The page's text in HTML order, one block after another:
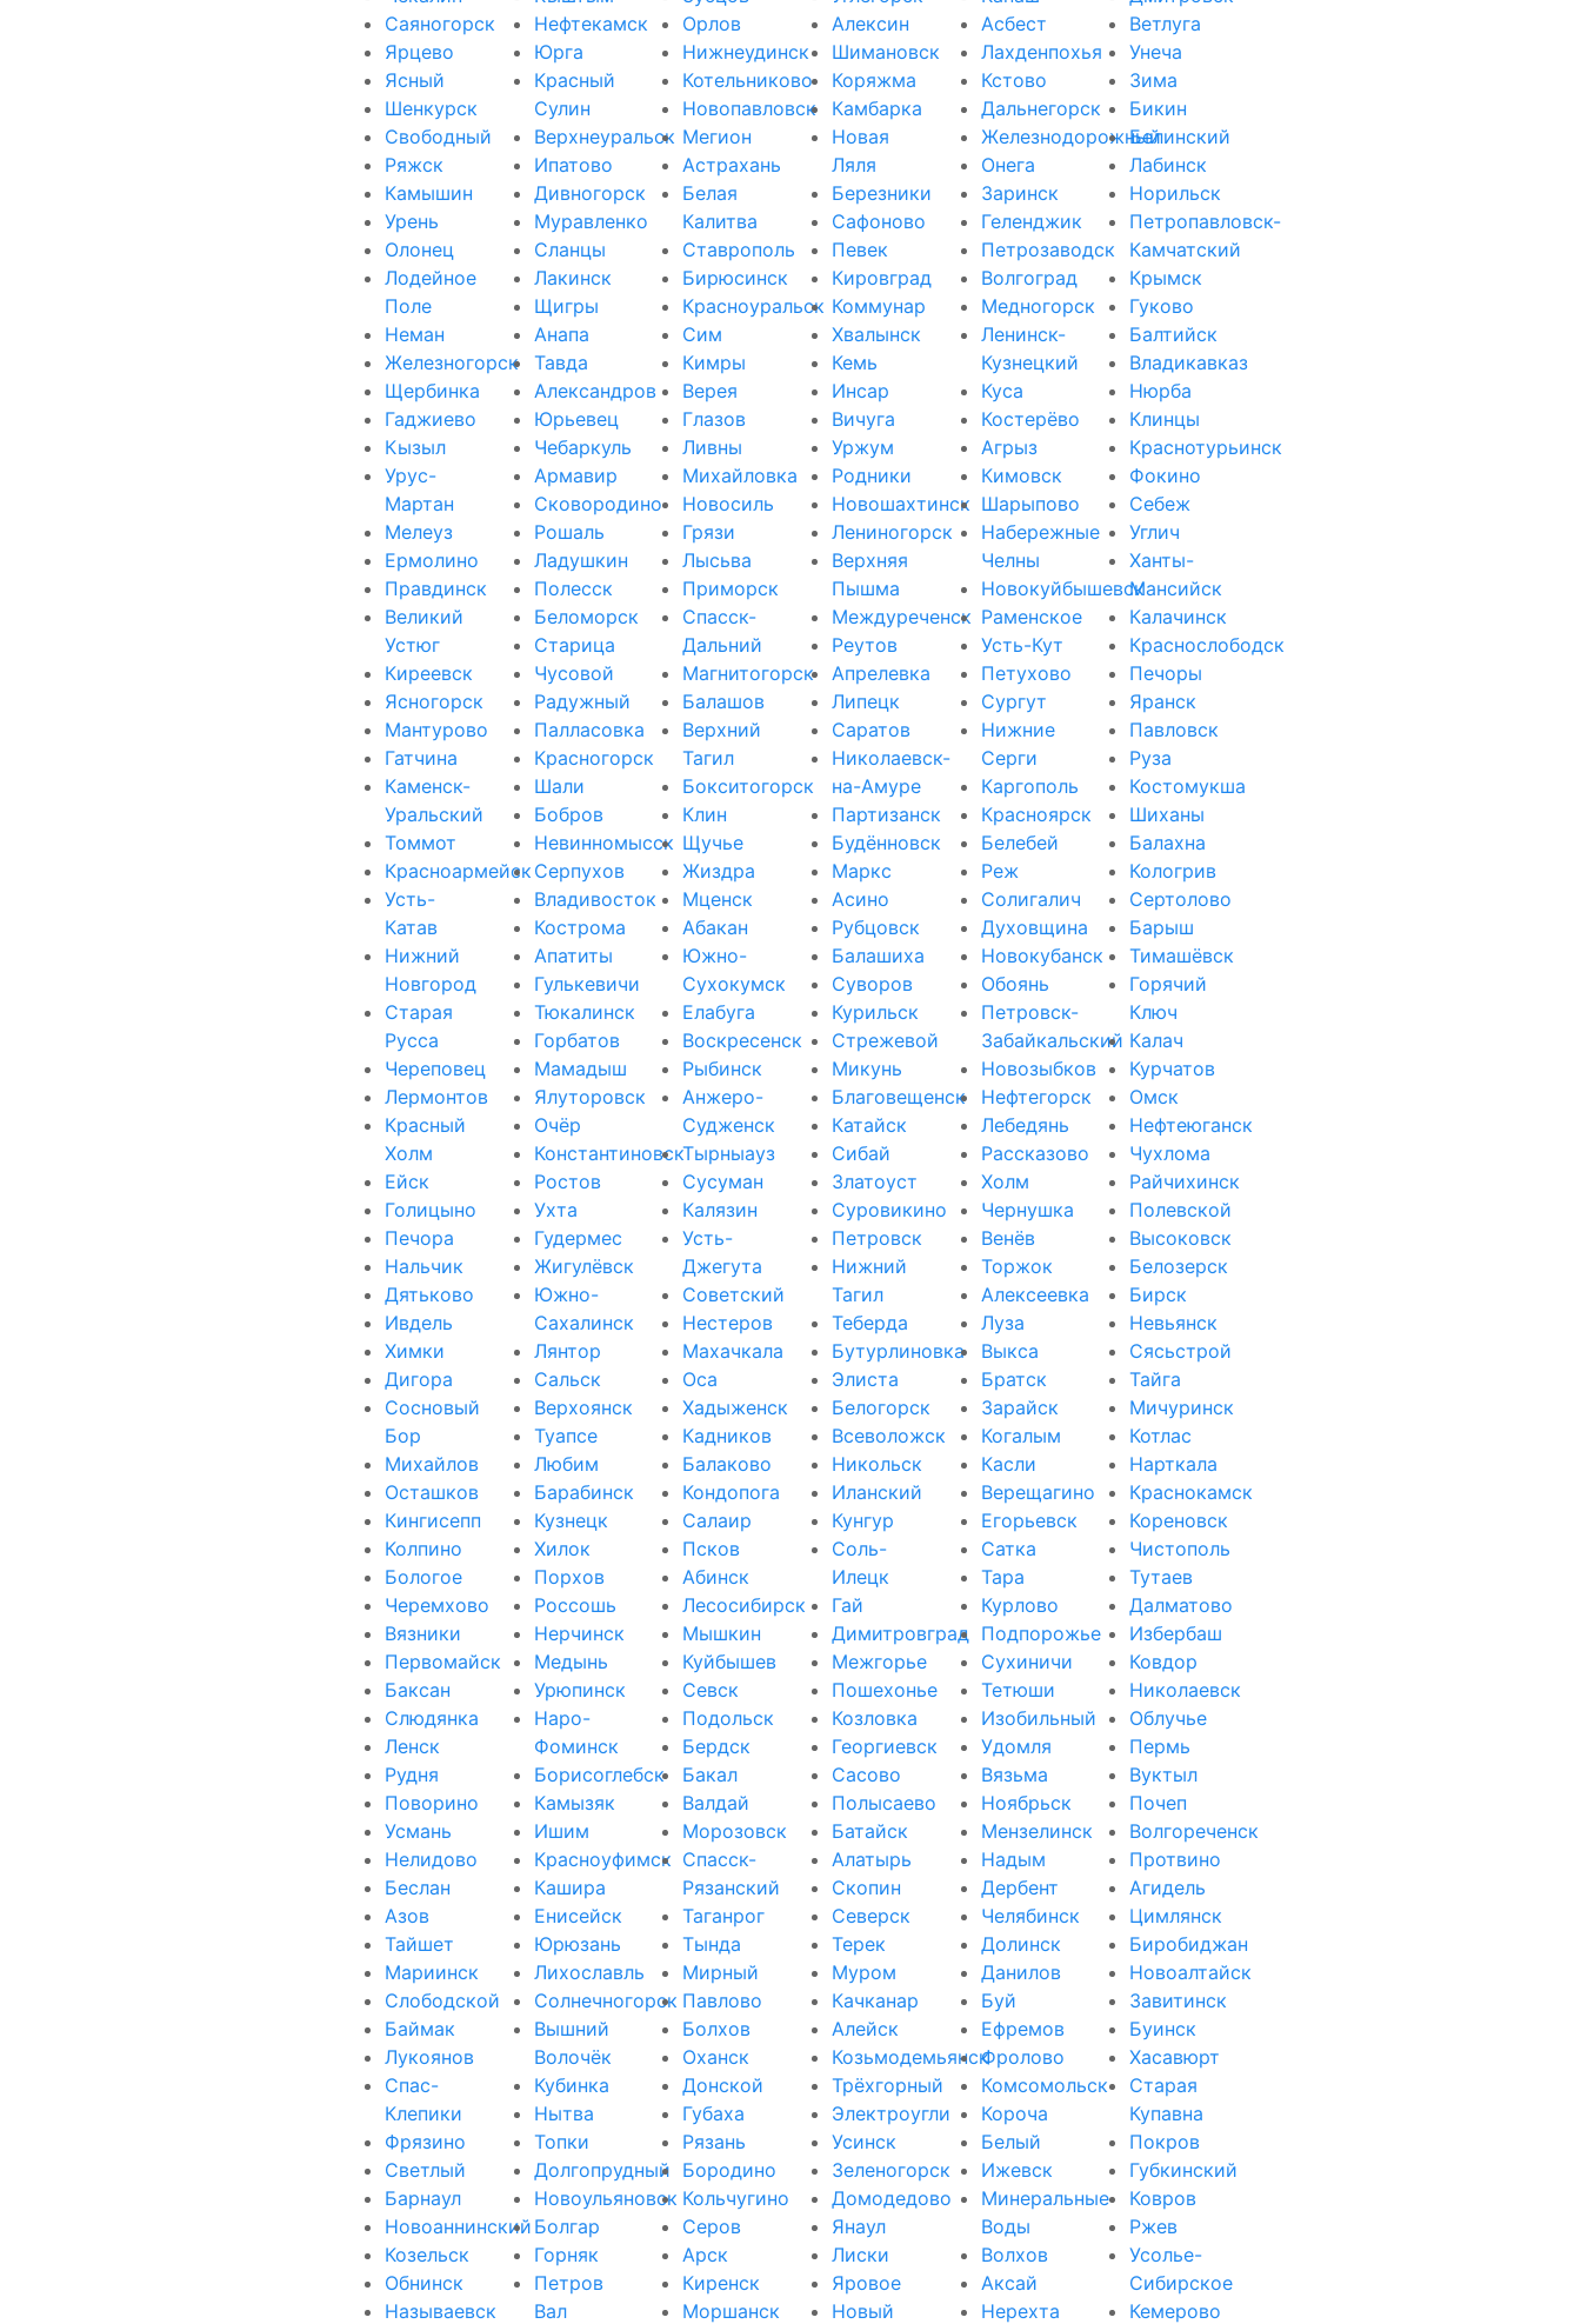
Саяногорск
Ярцево
Ясный
Шенкурск
Свободный
Ряжск
Камышин
Урень
Олонец
Лодейное
Поле
Неман
Железногорск
Щербинка
Гаджиево
Кызыл
Урус-
Мартан
Мелеуз
Ермолино
Правдинск
Великий
Устюг
Киреевск
Ясногорск
Мантурово
Гатчина
Каменск-
Уральский
Томмот
Красноармейск
Усть-
Катав
Нижний
Новгород
Старая
Русса
Череповец
Лермонтов
Красный
Холм
Ейск
Голицыно
Печора
Нальчик
Дятьково
Ивдель
Химки
Дигора
Сосновый
Бор
Михайлов
Осташков
Кингисепп
Колпино
Бологое
Черемхово
Вязники
Первомайск
Баксан
Слюдянка
Ленск
Рудня
Поворино
Усмань
Нелидово
Беслан
Азов
Тайшет
Мариинск
Слободской
Баймак
Лукоянов
Спас-
Клепики
Фрязино
Светлый
Барнаул
Новоаннинский
Козельск
Обнинск
Называевск
Нефтекамск
Юрга
Красный
Сулин
Верхнеуральск
Ипатово
Дивногорск
Муравленко
Сланцы
Лакинск
Щигры
Анапа
Тавда
Александров
Юрьевец
Чебаркуль
Армавир
Сковородино
Рошаль
Ладушкин
Полесск
Беломорск
Старица
Чусовой
Радужный
Палласовка
Красногорск
Шали
Бобров
Невинномысск
Серпухов
Владивосток
Кострома
Апатиты
Гулькевичи
Тюкалинск
Горбатов
Мамадыш
Ялуторовск
Очёр
Константиновск
Ростов
Ухта
Гудермес
Жигулёвск
Южно-
Сахалинск
Лянтор
Сальск
Верхоянск
Туапсе
Любим
Барабинск
Кузнецк
Хилок
Порхов
Россошь
Нерчинск
Медынь
Урюпинск
Наро-
Фоминск
Борисоглебск
Камызяк
Ишим
Красноуфимск
Кашира
Енисейск
Юрюзань
Лихославль
Солнечногорск
Вышний
Волочёк
Кубинка
Нытва
Топки
Долгопрудный
Новоульяновск
Болгар
Горняк
Петров
Вал
Орлов
Нижнеудинск
Котельниково
Новопавловск
Мегион
Астрахань
Белая
Калитва
Ставрополь
Бирюсинск
Красноуральск
Сим
Кимры
Верея
Глазов
Ливны
Михайловка
Новосиль
Грязи
Лысьва
Приморск
Спасск-
Дальний
Магнитогорск
Балашов
Верхний
Тагил
Бокситогорск
Клин
Щучье
Жиздра
Мценск
Абакан
Южно-
Сухокумск
Елабуга
Воскресенск
Рыбинск
Анжеро-
Судженск
Тырныауз
Сусуман
Калязин
Усть-
Джегута
Советский
Нестеров
Махачкала
Оса
Хадыженск
Кадников
Балаково
Кондопога
Салаир
Псков
Абинск
Лесосибирск
Мышкин
Куйбышев
Севск
Подольск
Бердск
Бакал
Валдай
Морозовск
Спасск-
Рязанский
Таганрог
Тында
Мирный
Павлово
Болхов
Оханск
Донской
Губаха
Рязань
Бородино
Кольчугино
Серов
Арск
Киренск
Моршанск
Алексин
Шимановск
Коряжма
Камбарка
Новая
Ляля
Березники
Сафоново
Певек
Кировград
Коммунар
Хвалынск
Кемь
Инсар
Вичуга
Уржум
Родники
Новошахтинск
Лениногорск
Верхняя
Пышма
Междуреченск
Реутов
Апрелевка
Липецк
Саратов
Николаевск-
на-Амуре
Партизанск
Будённовск
Маркс
Асино
Рубцовск
Балашиха
Суворов
Курильск
Стрежевой
Микунь
Благовещенск
Катайск
Сибай
Златоуст
Суровикино
Петровск
Нижний
Тагил
Теберда
Бутурлиновка
Элиста
Белогорск
Всеволожск
Никольск
Иланский
Кунгур
Соль-
Илецк
Гай
Димитровград
Межгорье
Пошехонье
Козловка
Георгиевск
Сасово
Полысаево
Батайск
Алатырь
Скопин
Северск
Терек
Муром
Качканар
Алейск
Козьмодемьянск
Трёхгорный
Электроугли
Усинск
Зеленогорск
Домодедово
Янаул
Лиски
Яровое
Новый
Асбест
Лахденпохья
Кстово
Дальнегорск
Железнодорожный
Онега
Заринск
Геленджик
Петрозаводск
Волгоград
Медногорск
Ленинск-
Кузнецкий
Куса
Костерёво
Агрыз
Кимовск
Шарыпово
Набережные
Челны
Новокуйбышевск
Раменское
Усть-Кут
Петухово
Сургут
Нижние
Серги
Каргополь
Красноярск
Белебей
Реж
Солигалич
Духовщина
Новокубанск
Обоянь
Петровск-
Забайкальский
Новозыбков
Нефтегорск
Лебедянь
Рассказово
Холм
Чернушка
Венёв
Торжок
Алексеевка
Луза
Выкса
Братск
Зарайск
Когалым
Касли
Верещагино
Егорьевск
Сатка
Тара
Курлово
Подпорожье
Сухиничи
Тетюши
Изобильный
Удомля
Вязьма
Ноябрьск
Мензелинск
Надым
Дербент
Челябинск
Долинск
Данилов
Буй
Ефремов
Фролово
Комсомольск
Короча
Белый
Ижевск
Минеральные
Воды
Волхов
Аксай
Нерехта
Ветлуга
Унеча
Зима
Бикин
Белинский
Лабинск
Норильск
Петропавловск-
Камчатский
Крымск
Гуково
Балтийск
Владикавказ
Нюрба
Клинцы
Краснотурьинск
Фокино
Себеж
Углич
Ханты-
Мансийск
Калачинск
Краснослободск
Печоры
Яранск
Павловск
Руза
Костомукша
Шиханы
Балахна
Кологрив
Сертолово
Барыш
Тимашёвск
Горячий
Ключ
Калач
Курчатов
Омск
Нефтеюганск
Чухлома
Райчихинск
Полевской
Высоковск
Белозерск
Бирск
Невьянск
Сясьстрой
Тайга
Мичуринск
Котлас
Нарткала
Краснокамск
Кореновск
Чистополь
Тутаев
Далматово
Избербаш
Ковдор
Николаевск
Облучье
Пермь
Вуктыл
Почеп
Волгореченск
Протвино
Агидель
Цимлянск
Биробиджан
Новоалтайск
Завитинск
Буинск
Хасавюрт
Старая
Купавна
Покров
Губкинский
Ковров
Ржев
Усолье-
Сибирское
Кемерово